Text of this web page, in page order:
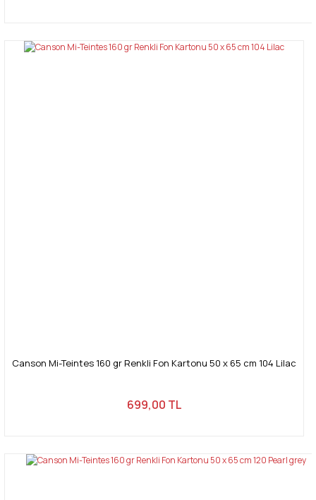
Canson Mi-Teintes 160 gr Renkli Fon Kartonu 50 x 65 cm 104 Lilac
699,00 TL